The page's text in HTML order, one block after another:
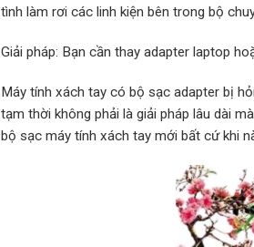
tình làm rơi các linh kiện bên trong bộ
Giải pháp: Bạn cần thay adapter laptop
Máy tính xách tay có bộ sạc adapter bị
tạm thời không phải là giải pháp lâu dài
bộ sạc máy tính xách tay mới bất cứ khi